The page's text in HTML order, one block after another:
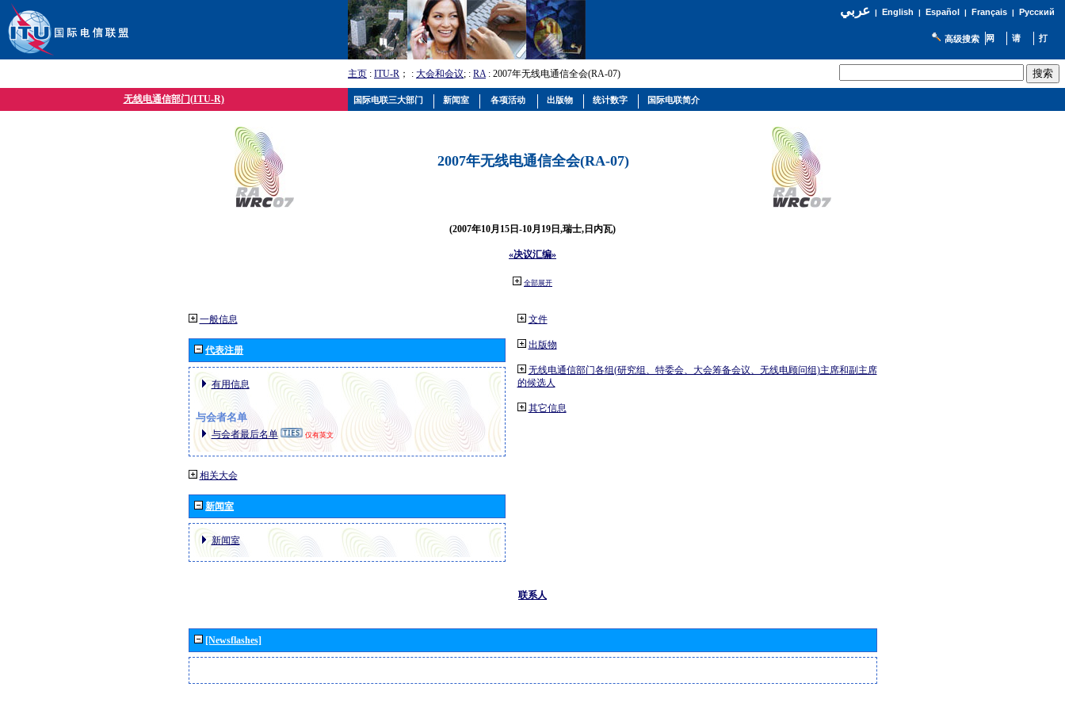
عربي| English | Español | Français| Русский
高级搜索
主页 : ITU-R ； : 大会和会议; : RA: 2007年无线电通信全会(RA-07)
无线电通信部门(ITU-R)
2007年无线电通信全会(RA-07)
(2007年10月15日-10月19日,瑞士,日内瓦)
«决议汇编»
全部展开
一般信息
代表注册
有用信息
与会者名单
与会者最后名单 仅有英文
相关大会
新闻室
新闻室
文件
出版物
无线电通信部门各组(研究组、特委会、大会筹备会议、无线电顾问组)主席和副主席
的候选人
其它信息
联系人
[Newsflashes]
国际电联三大部门 新闻室 各项活动 出版物 统计数字 国际电联简介